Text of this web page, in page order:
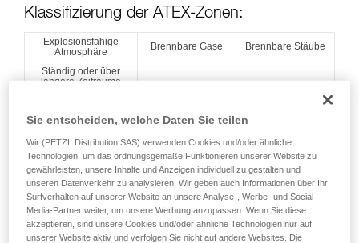
aufmerksam durch, bevor Sie diesen zu Rate
ziehen. Um diese Zusatzinformationen
verstehen zu können, müssen Sie zuerst die in
der Gebrauchsanweisung enthaltenen
Informationen richtig verstanden haben.
Training voraus. Prüfen Sie zusammen mit
Vorgang alleine sicher zu wiederholen, bevor
Sie ihn eigenständig durchführen.
Wir geben Beispiele für die mit Ihrer Aktivität
verbundenen Techniken. Möglicherweise gibt es
noch andere Techniken, die hier nicht
beschrieben werden.
Klassifizierung der ATEX-Zonen:
Explosionsfähige
Atmosphäre
Brennbare Gase Brennbare Stäube
Ständig oder über
längere Zeiträume
(über 10 und unter 1000
Std. im Jahr)
ZONE 1 ZONE 21
Nur kurzzeitig
vorhanden
(unter 10 Std. im Jahr)
ZONE 2 ZONE 22
Sie entscheiden, welche Daten Sie teilen
Wir (PETZL Distribution SAS) verwenden Cookies und/oder ähnliche
Technologien, um das ordnungsgemäße Funktionieren unserer Website zu
gewährleisten, unsere Inhalte und Anzeigen individuell zu gestalten und
unseren Datenverkehr zu analysieren. Wir geben auch Informationen über Ihr
Surfverhalten auf unserer Website an unsere Analyse-, Werbe- und Social-
Media-Partner weiter, um unsere Werbung anzupassen. Wenn Sie diese
akzeptieren, sind unsere Cookies und/oder ähnliche Technologien nur auf
unserer Website aktiv und verfolgen Sie nicht auf andere Websites. Die